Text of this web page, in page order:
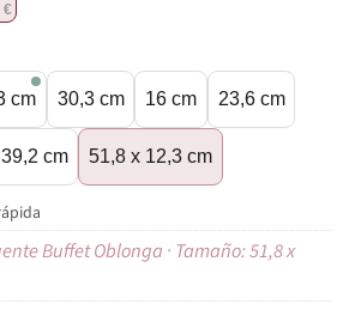
€
cm 30,3 cm 16 cm 23,6 cm
39,2 cm 51,8 x 12,3 cm
Buffet Oblonga · Tamaño: 51,8 x